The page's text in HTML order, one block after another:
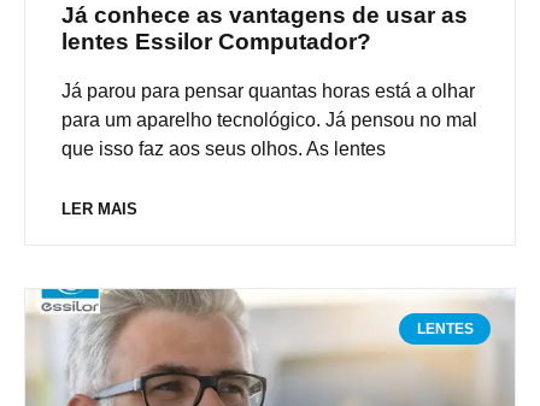
Já conhece as vantagens de usar as
lentes Essilor Computador?
Já parou para pensar quantas horas está a olhar
para um aparelho tecnológico. Já pensou no mal
que isso faz aos seus olhos. As lentes
LER MAIS
LENTES